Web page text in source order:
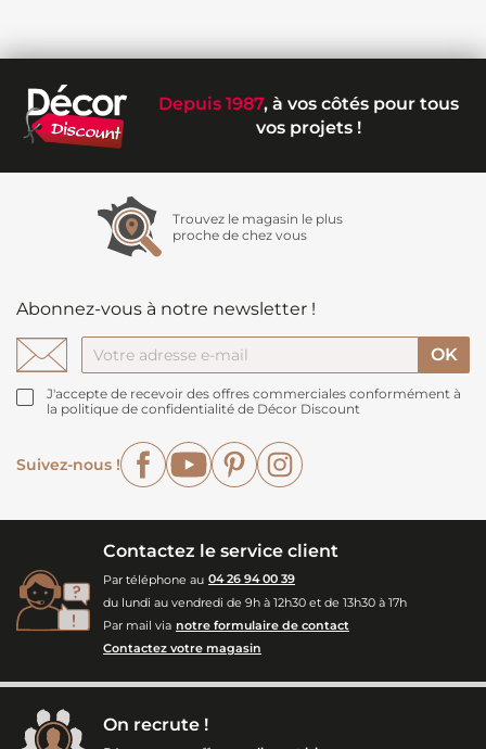
Depuis 1987, à vos côtés pour tous
vos projets !
Trouvez le magasin le plus
proche de chez vous
Abonnez-vous à notre newsletter !
J'accepte de recevoir des offres commerciales conformément à
la politique de confidentialité de Décor Discount
Suivez-nous !
FacebookYouTubePinterest
Contactez le service client
Par téléphone au 04 26 94 00 39
du lundi au vendredi de 9h à 12h30 et de 13h30 à 17h
Par mail via notre formulaire de contact
Contactez votre magasin
On recrute !